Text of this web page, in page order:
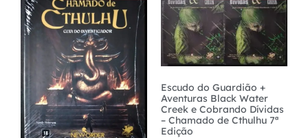
Escudo do Guardião +
Aventuras Black Water
Creek e Cobrando Dívidas
– Chamado de Cthulhu 7ª
Edição